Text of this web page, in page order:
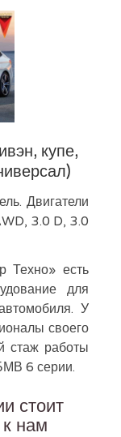
купе,
Двигатели
3.0 D, 3.0
Техно» есть
для
У
своего
стаж работы
6 серии.
стоит
нам